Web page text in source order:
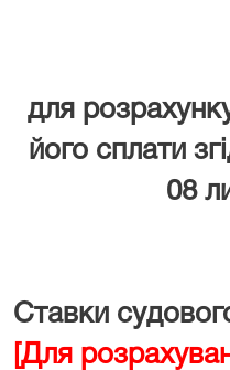
для
його сплати
08
Ставки
[Для